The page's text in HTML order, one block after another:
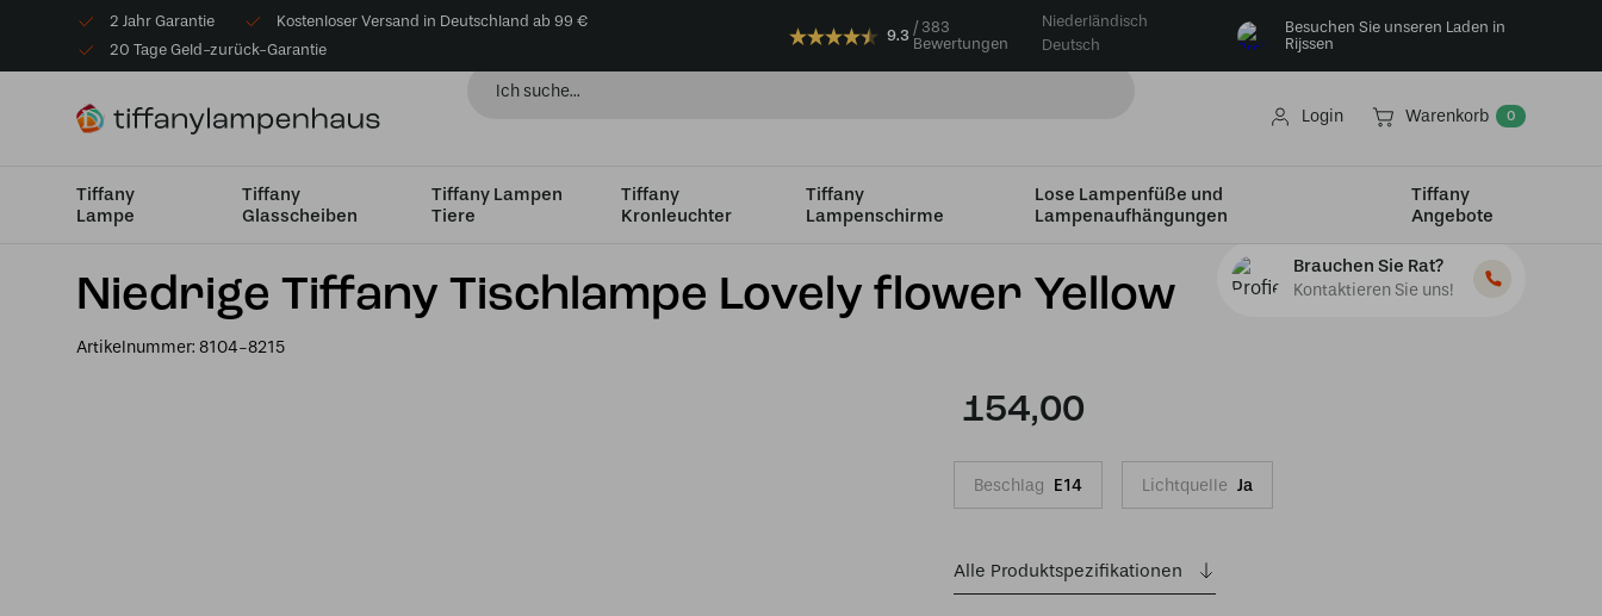
2 Jahr Garantie
Kostenloser Versand in Deutschland ab 99 €
20 Tage Geld-zurück-Garantie
9.3
383
Bewertungen
Niederländisch
Deutsch
Besuchen Sie unseren Laden in
Rijssen
Login Warenkorb 0
Tiffany
Lampe
Tiffany
Glasscheiben
Tiffany Lampen
Tiere
Tiffany
Kronleuchter
Tiffany
Lampenschirme
Lose Lampenfüße und
Lampenaufhängungen
Tiffany
Angebote
Startseite Tiffany Tischlampe Tischleuchten Klein bis Ø36cm Niedrige Tiffany Tischlampe Lovely flower Yellow
Niedrige Tiffany Tischlampe Lovely flower Yellow
Artikelnummer: 8104-8215
Brauchen Sie Rat?
Kontaktieren Sie uns!
154,00
Beschlag E14 Lichtquelle Ja
Alle Produktspezifikationen